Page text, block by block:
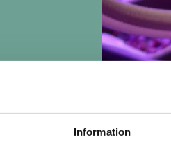
Information